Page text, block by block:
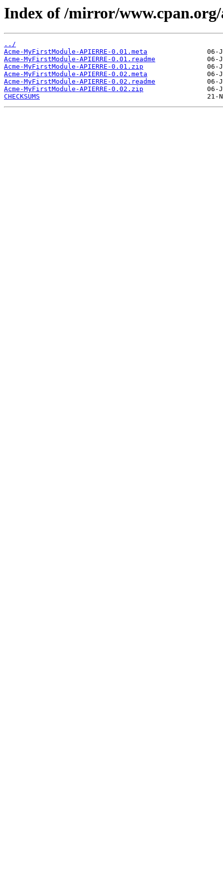
Index of /mirror/
../
Acme-MyFirstModule-APIERRE-0.01.meta
Acme-MyFirstModule-APIERRE-0.01.readme
Acme-MyFirstModule-APIERRE-0.01.zip
Acme-MyFirstModule-APIERRE-0.02.meta
Acme-MyFirstModule-APIERRE-0.02.readme
Acme-MyFirstModule-APIERRE-0.02.zip
CHECKSUMS